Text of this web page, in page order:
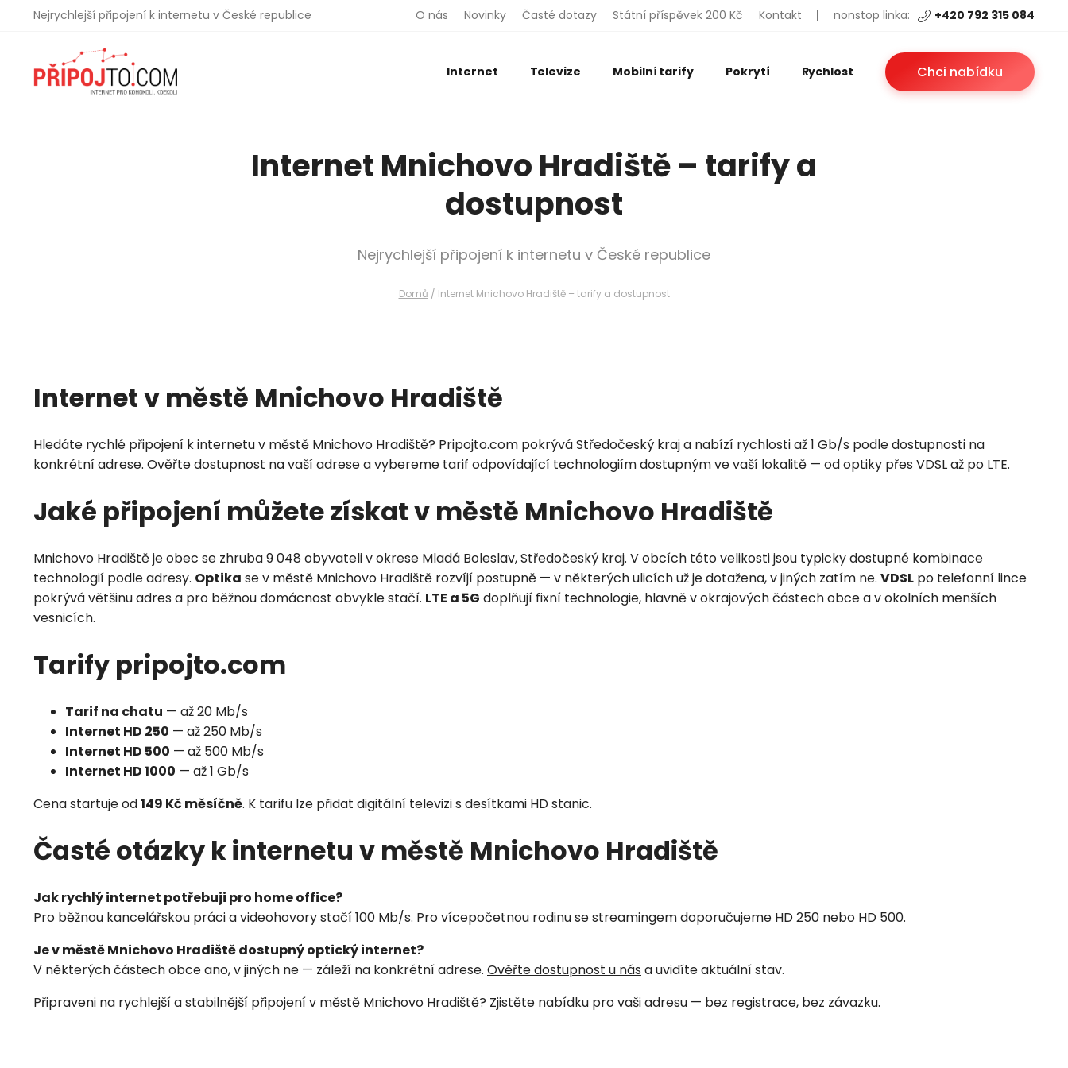
Nejrychlejší připojení k internetu v České republice O nás Novinky Časté dotazy Státní příspěvek 200 Kč Kontakt nonstop linka: +420 792 315 084
Internet Televize Mobilní tarify Pokrytí Rychlost Chci nabídku
Internet Mnichovo Hradiště – tarify a
dostupnost
Nejrychlejší připojení k internetu v České republice
Domů / Internet Mnichovo Hradiště – tarify a dostupnost
Internet v městě Mnichovo Hradiště
Hledáte rychlé připojení k internetu v městě Mnichovo Hradiště? Pripojto.com pokrývá Středočeský kraj a nabízí rychlosti až 1 Gb/s podle dostupnosti na
konkrétní adrese. Ověřte dostupnost na vaší adresea vybereme tarif odpovídající technologiím dostupným ve vaší lokalitě — od optiky přes VDSL až po LTE.
Jaké připojení můžete získat v městě Mnichovo Hradiště
Mnichovo Hradiště je obec se zhruba 9 048 obyvateli v okrese Mladá Boleslav, Středočeský kraj. V obcích této velikosti jsou typicky dostupné kombinace
technologií podle adresy. Optika se v městě Mnichovo Hradiště rozvíjí postupně — v některých ulicích už je dotažena, v jiných zatím ne. VDSL po telefonní lince
pokrývá většinu adres a pro běžnou domácnost obvykle stačí. LTE a 5G doplňují fixní technologie, hlavně v okrajových částech obce a v okolních menších
vesnicích.
Tarify pripojto.com
Tarif na chatu — až 20 Mb/s
Internet HD 250 — až 250 Mb/s
Internet HD 500 — až 500 Mb/s
Internet HD 1000 — až 1 Gb/s
Cena startuje od149 Kč měsíčně. K tarifu lze přidat digitální televizi s desítkami HD stanic.
Časté otázky k internetu v městě Mnichovo Hradiště
Jak rychlý internet potřebuji pro home office?
Pro běžnou kancelářskou práci a videohovory stačí 100 Mb/s. Pro vícepočetnou rodinu se streamingem doporučujeme HD 250 nebo HD 500.
Je v městě Mnichovo Hradiště dostupný optický internet?
V některých částech obce ano, v jiných ne — záleží na konkrétní adrese. Ověřte dostupnost u nás a uvidíte aktuální stav.
Připraveni na rychlejší a stabilnější připojení v městě Mnichovo Hradiště? Zjistěte nabídku pro vaši adresu — bez registrace, bez závazku.
bude v nejbližší možné době kontaktovat.
Vložením osobních údajů souhlasíte
Zavolejte mi zpět